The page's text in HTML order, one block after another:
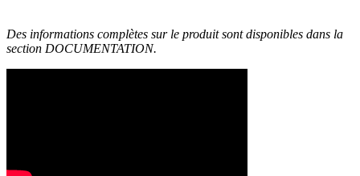
Des informations complètes sur le produit sont disponibles dans la
section DOCUMENTATION.